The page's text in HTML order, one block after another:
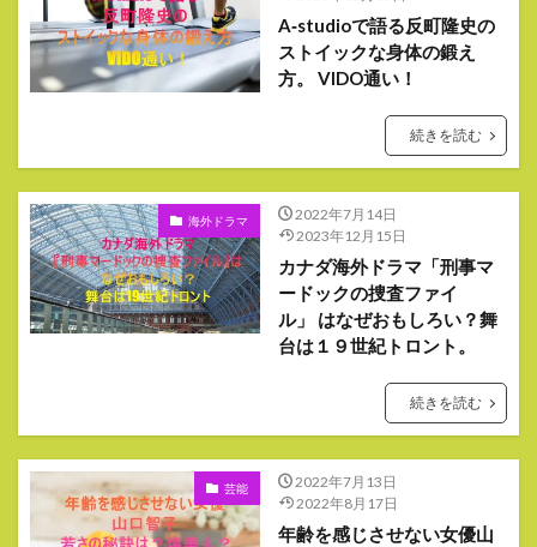
A‐studioで語る反町隆史の
ストイックな身体の鍛え
方。 VIDO通い！
続きを読む
海外ドラマ
2022年7月14日
2023年12月15日
カナダ海外ドラマ「刑事マ
ードックの捜査ファイ
ル」 はなぜおもしろい？舞
台は１９世紀トロント。
続きを読む
芸能
2022年7月13日
2022年8月17日
年齢を感じさせない女優山